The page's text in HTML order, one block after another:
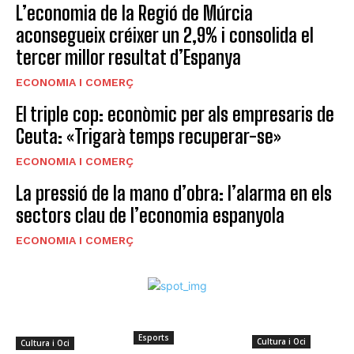
L’economia de la Regió de Múrcia
aconsegueix créixer un 2,9% i consolida el
tercer millor resultat d’Espanya
ECONOMIA I COMERÇ
El triple cop: econòmic per als empresaris de
Ceuta: «Trigarà temps recuperar-se»
ECONOMIA I COMERÇ
La pressió de la mano d’obra: l’alarma en els
sectors clau de l’economia espanyola
ECONOMIA I COMERÇ
Cultura i Oci Esports Cultura i Oci